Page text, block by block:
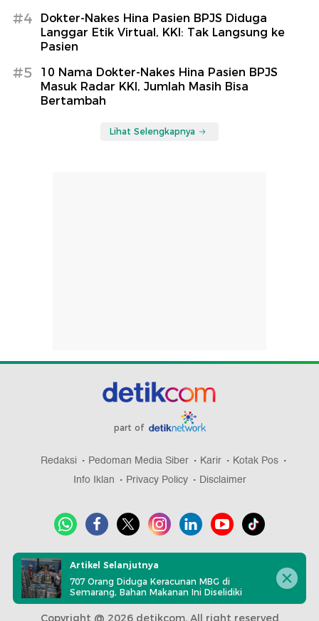
#4
Dokter-Nakes Hina Pasien BPJS Diduga
Langgar Etik Virtual, KKI: Tak Langsung ke
Pasien
#5
10 Nama Dokter-Nakes Hina Pasien BPJS
Masuk Radar KKI, Jumlah Masih Bisa
Bertambah
Lihat Selengkapnya
part of
Redaksi Pedoman Media Siber Karir
Kotak Pos
Info Iklan
Privacy Policy Disclaimer
Copyright @ 2026 detikcom, All right reserved
Artikel Selanjutnya
707 Orang Diduga Keracunan MBG di
Semarang, Bahan Makanan Ini Diselidiki